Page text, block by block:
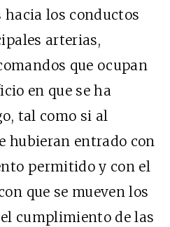
hacia los conductos
arterias,
que ocupan
en que se ha
tal como si al
hubieran entrado con
permitido y con el
que se mueven los
cumplimiento de las